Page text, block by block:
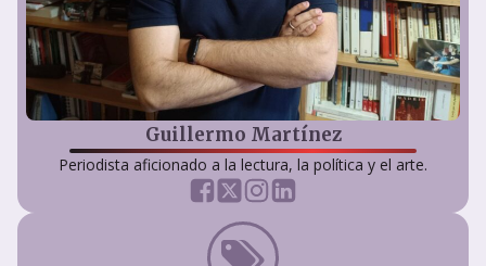
Guillermo Martínez
Periodista aficionado a la lectura, la política y el arte.